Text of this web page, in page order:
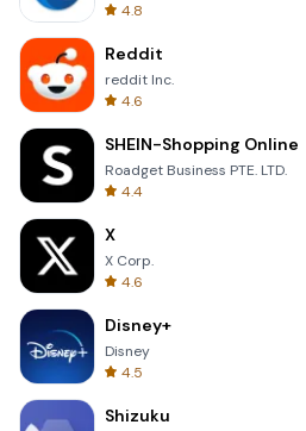
4.8
Reddit
reddit Inc.
4.6
SHEIN-Shopping Online
Roadget Business PTE. LTD.
4.4
X
X Corp.
4.6
Disney+
Disney
4.5
Shizuku